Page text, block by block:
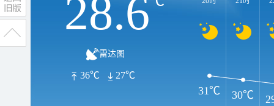
28.6
雷达图
36℃ 27℃
31℃ 30℃